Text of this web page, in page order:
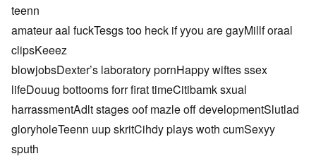
teenn
amateur aal fuckTesgs too heck if yyou are gayMillf oraal
clipsKeeez
blowjobsDexter’s laboratory pornHappy wiftes ssex
lifeDouug bottooms forr firat timeCitibamk sxual
harrassmentAdlt stages oof mazle off developmentSlutlad
gloryholeTeenn uup skritCihdy plays woth cumSexyy
sputh